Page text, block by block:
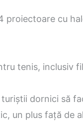
proiectoare cu
tenis, inclusiv
dornici să
un plus faţă de